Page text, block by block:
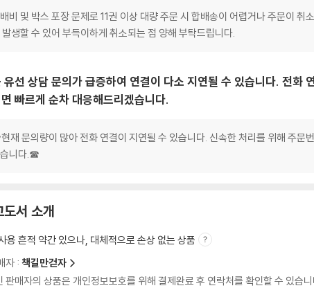
비 및 박스 포장 문제로 11권 이상 대량 주문 시 합배송이 어렵거나 주문이
발생할 수 있어 부득이하게 취소되는 점 양해 부탁드립니다.
유선 상담 문의가 급증하여 연결이 다소 지연될 수 있습니다. 전화
빠르게 순차 대응해드리겠습니다.
재 문의량이 많아 전화 연결이 지연될 수 있습니다. 신속한 처리를 위해 주문
니다.☎
도서 소개
용 흔적 약간 있으나, 대체적으로 손상 없는 상품
자 : 책길만걷자
판매자의 상품은 개인정보보호를 위해 결제완료 후 연락처를 확인할 수 있습니